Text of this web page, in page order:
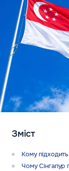
Зміст
Кому
Чому Сінгапур